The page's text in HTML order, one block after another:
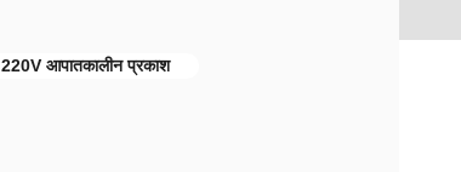
220V आपातकालीन प्रकाश